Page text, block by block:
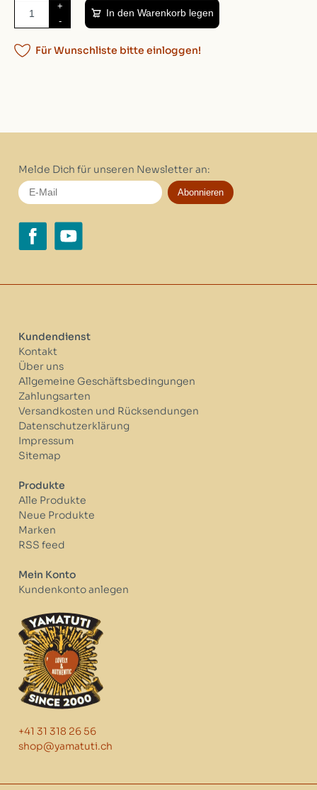
+
-
In den Warenkorb legen
Für Wunschliste bitte einloggen!
Melde Dich für unseren Newsletter an:
Abonnieren
Kundendienst
Kontakt
Über uns
Allgemeine Geschäftsbedingungen
Zahlungsarten
Versandkosten und Rücksendungen
Datenschutzerklärung
Impressum
Sitemap
Produkte
Alle Produkte
Neue Produkte
Marken
RSS feed
Mein Konto
Kundenkonto anlegen
+41 31 318 26 56
shop@yamatuti.ch